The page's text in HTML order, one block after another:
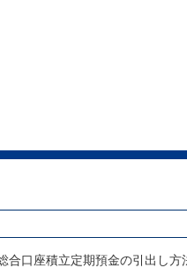
合口座積立定期預金の引出し方